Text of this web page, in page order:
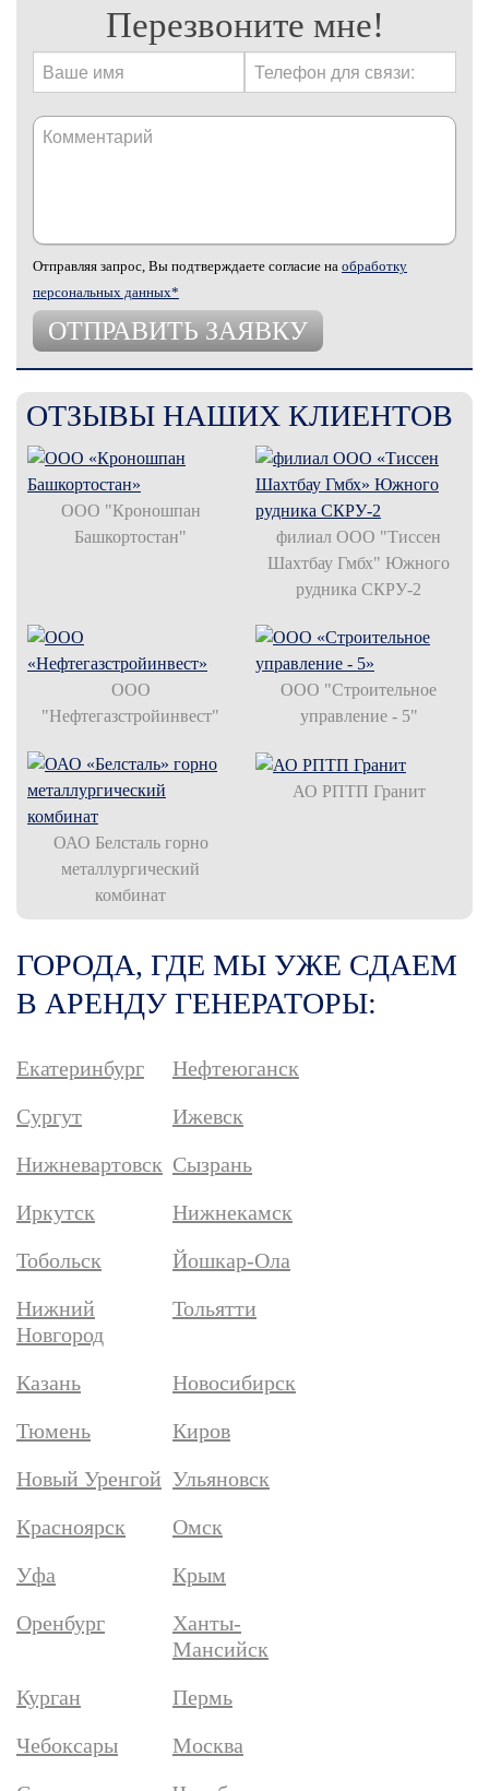
Перезвоните мне!
Отправляя запрос, Вы подтверждаете согласие на обработку
персональных данных*
ОТЗЫВЫ НАШИХ КЛИЕНТОВ
ООО "Кроношпан
Башкортостан"
филиал ООО "Тиссен
Шахтбау Гмбх" Южного
рудника СКРУ-2
ООО
"Нефтегазстройинвест"
ООО "Строительное
управление - 5"
ОАО Белсталь горно
металлургический
комбинат
АО РПТП Гранит
ГОРОДА, ГДЕ МЫ УЖЕ СДАЕМ
В АРЕНДУ ГЕНЕРАТОРЫ:
Екатеринбург
Нефтеюганск
Сургут
Ижевск
Нижневартовск Сызрань
Иркутск
Нижнекамск
Тобольск
Йошкар-Ола
Нижний
Новгород
Тольятти
Казань
Новосибирск
Тюмень
Киров
Новый Уренгой Ульяновск
Красноярск
Омск
Уфа
Крым
Оренбург
Ханты-
Мансийск
Курган
Пермь
Чебоксары
Москва